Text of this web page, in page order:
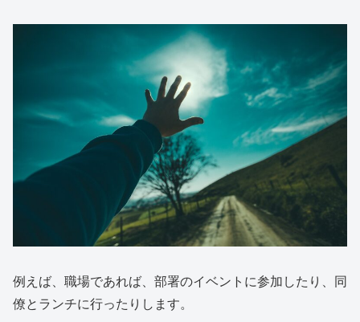
例えば、職場であれば、部署のイベントに参加したり、同
僚とランチに行ったりします。